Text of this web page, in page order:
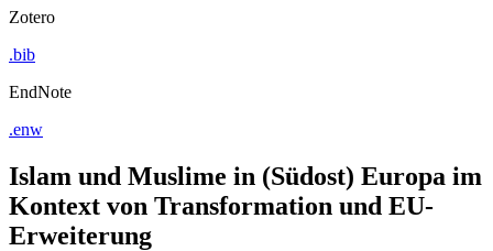
Zotero
.bib
EndNote
.enw
Islam und Muslime in (Südost) Europa im
Kontext von Transformation und EU-
Erweiterung